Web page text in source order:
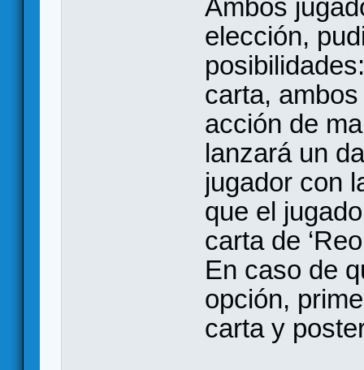
Ambos
elección,
carta,
acción de
lanzará un
jugador con
que el
carta de
En caso de
opción,
carta y